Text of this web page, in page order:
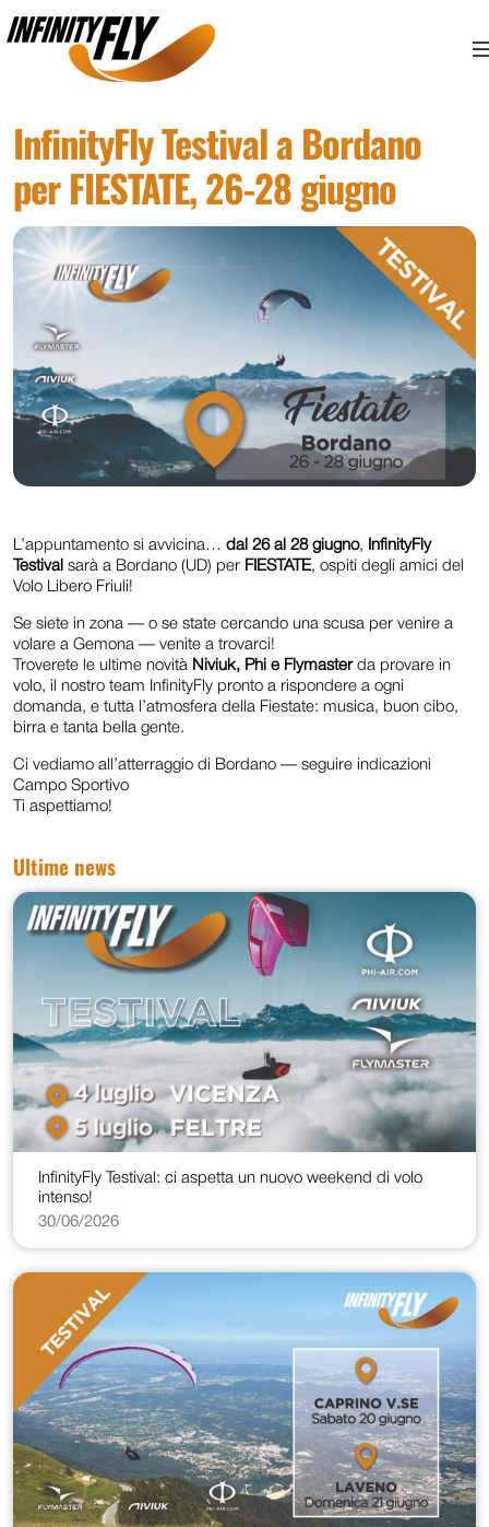
InfinityFly Testival a Bordano
per FIESTATE, 26-28 giugno
L’appuntamento si avvicina… dal 26 al 28 giugno,
InfinityFly
Testival sarà a Bordano (UD) per FIESTATE, ospiti degli amici del
Volo Libero Friuli!
Se siete in zona — o se state cercando una scusa per venire a
volare a Gemona — venite a trovarci!
Troverete le ultime novità Niviuk, Phi e Flymasterda provare in
volo, il nostro team InfinityFly pronto a rispondere a ogni
domanda, e tutta l’atmosfera della Fiestate: musica, buon cibo,
birra e tanta bella gente.
Ci vediamo all’atterraggio di Bordano — seguire indicazioni
Campo Sportivo
Ti aspettiamo!
Ultime news
InfinityFly Testival: ci aspetta un nuovo weekend di volo
intenso!
30/06/2026